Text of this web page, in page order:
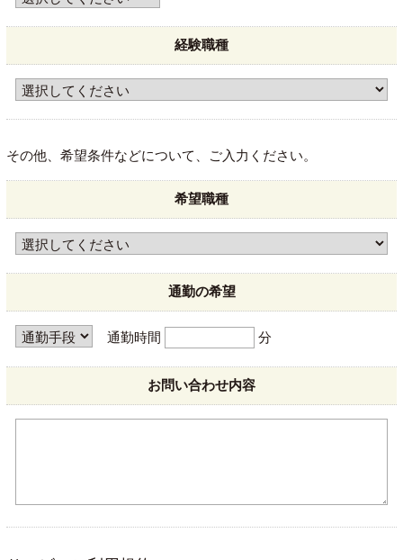
経験職種
その他、希望条件などについて、ご入力ください。
希望職種
通勤の希望
通勤時間 分
お問い合わせ内容